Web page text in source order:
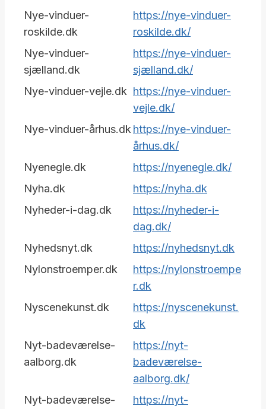
Nye-vinduer-
roskilde.dk
https://nye-vinduer-
roskilde.dk/
Nye-vinduer-
sjælland.dk
https://nye-vinduer-
sjælland.dk/
Nye-vinduer-vejle.dk https://nye-vinduer-
vejle.dk/
Nye-vinduer-århus.dk https://nye-vinduer-
århus.dk/
Nyenegle.dk
https://nyenegle.dk/
Nyha.dk
https://nyha.dk
Nyheder-i-dag.dk
https://nyheder-i-
dag.dk/
Nyhedsnyt.dk
https://nyhedsnyt.dk
Nylonstroemper.dk
https://nylonstroempe
r.dk
Nyscenekunst.dk
https://nyscenekunst.
dk
Nyt-badeværelse-
aalborg.dk
https://nyt-
badeværelse-
aalborg.dk/
Nyt-badeværelse-
https://nyt-